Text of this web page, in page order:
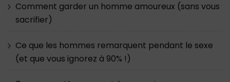
Comment garder un homme amoureux (sans vous
sacrifier)
Ce que les hommes remarquent pendant le sexe
(et que vous ignorez à 90% !)